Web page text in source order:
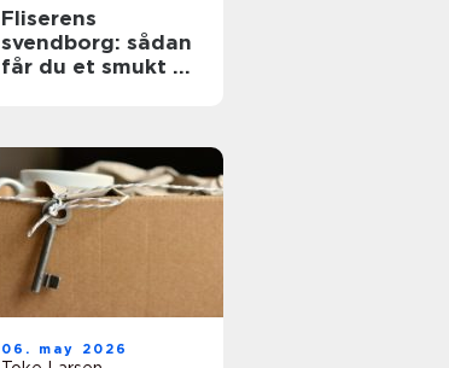
Fliserens
svendborg: sådan
får du et smukt og
06. may 2026